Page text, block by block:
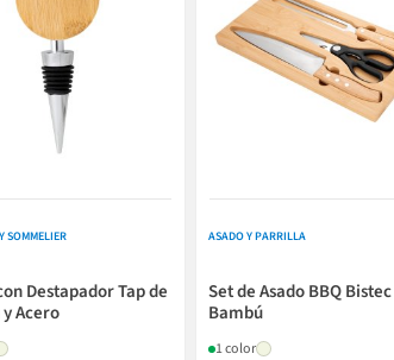
SOMMELIER
Destapador Tap de
Acero
ASADO Y PARRILLA
Set de Asado BBQ
Bambú
1 color